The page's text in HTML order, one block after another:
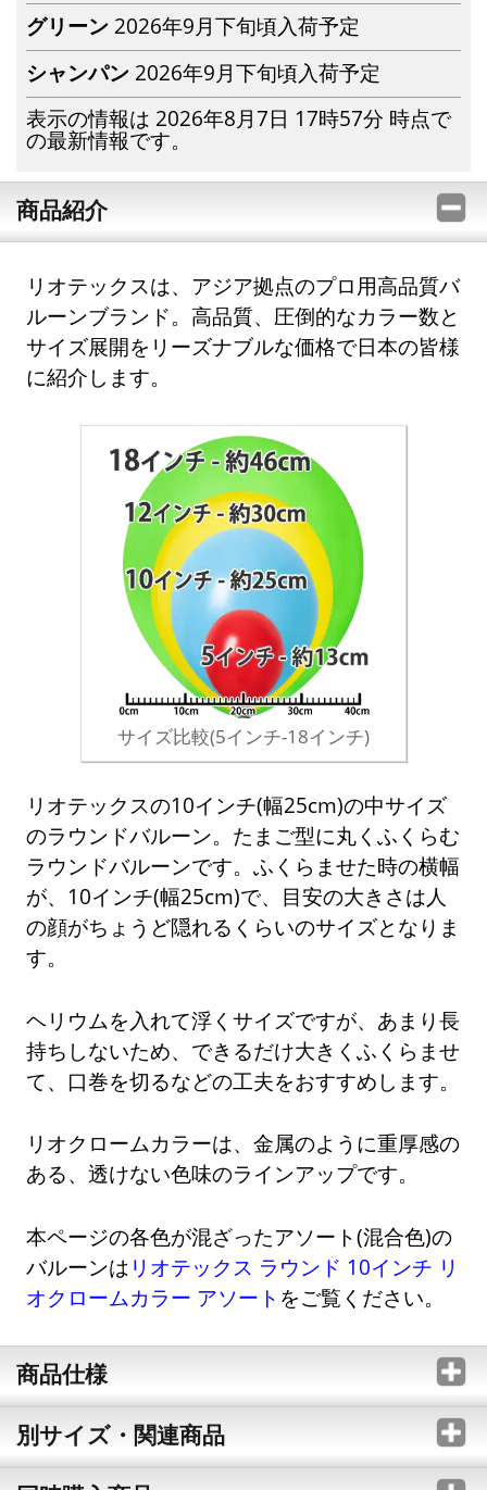
グリーン 2026年9月下旬頃入荷予定
シャンパン 2026年9月下旬頃入荷予定
表示の情報は 2026年8月7日 17時57分 時点で
の最新情報です。
商品紹介
リオテックスは、アジア拠点のプロ用高品質バ
ルーンブランド。高品質、圧倒的なカラー数と
サイズ展開をリーズナブルな価格で日本の皆様
に紹介します。
サイズ比較(5インチ-18インチ)
リオテックスの10インチ(幅25cm)の中サイズ
のラウンドバルーン。たまご型に丸くふくらむ
ラウンドバルーンです。ふくらませた時の横幅
が、10インチ(幅25cm)で、目安の大きさは人
の顔がちょうど隠れるくらいのサイズとなりま
す。
ヘリウムを入れて浮くサイズですが、あまり長
持ちしないため、できるだけ大きくふくらませ
て、口巻を切るなどの工夫をおすすめします。
リオクロームカラーは、金属のように重厚感の
ある、透けない色味のラインアップです。
本ページの各色が混ざったアソート(混合色)の
バルーンは リオテックス ラウンド 10インチ リ
オクロームカラー アソート をご覧ください。
商品仕様
別サイズ・関連商品